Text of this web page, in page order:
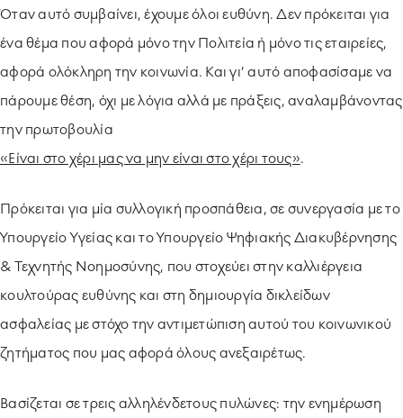
Όταν αυτό συμβαίνει, έχουμε όλοι ευθύνη. Δεν πρόκειται για
ένα θέμα που αφορά μόνο την Πολιτεία ή μόνο τις εταιρείες,
αφορά ολόκληρη την κοινωνία. Και γι’ αυτό αποφασίσαμε να
πάρουμε θέση, όχι με λόγια αλλά με πράξεις, αναλαμβάνοντας
την πρωτοβουλία
«Είναι στο χέρι μας να μην είναι στο χέρι τους».
Πρόκειται για μία συλλογική προσπάθεια, σε συνεργασία με το
Υπουργείο Υγείας και το Υπουργείο Ψηφιακής Διακυβέρνησης
& Τεχνητής Νοημοσύνης, που στοχεύει στην καλλιέργεια
κουλτούρας ευθύνης και στη δημιουργία δικλείδων
ασφαλείας με στόχο την αντιμετώπιση αυτού του κοινωνικού
ζητήματος που μας αφορά όλους ανεξαιρέτως.
Βασίζεται σε τρεις αλληλένδετους πυλώνες: την ενημέρωση